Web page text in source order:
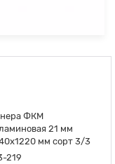
ФКМ
21 мм
мм сорт 3/3
219